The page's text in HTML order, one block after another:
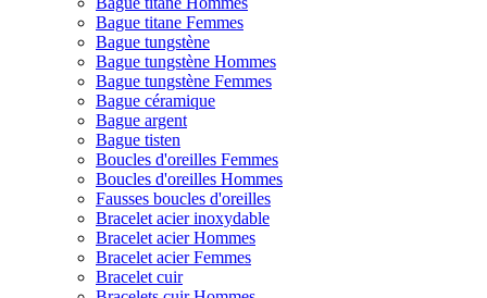
Bague titane Femmes
Bague tungstène
Bague tungstène Hommes
Bague tungstène Femmes
Bague céramique
Bague argent
Bague tisten
Boucles d'oreilles Femmes
Boucles d'oreilles Hommes
Fausses boucles d'oreilles
Bracelet acier inoxydable
Bracelet acier Hommes
Bracelet acier Femmes
Bracelet cuir